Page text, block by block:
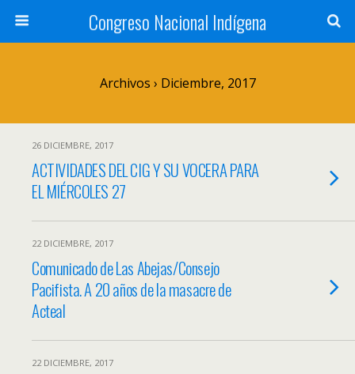
Congreso Nacional Indígena
Archivos › Diciembre, 2017
26 DICIEMBRE, 2017
ACTIVIDADES DEL CIG Y SU VOCERA PARA
EL MIÉRCOLES 27
22 DICIEMBRE, 2017
Comunicado de Las Abejas/Consejo
Pacifista. A 20 años de la masacre de
Acteal
22 DICIEMBRE, 2017